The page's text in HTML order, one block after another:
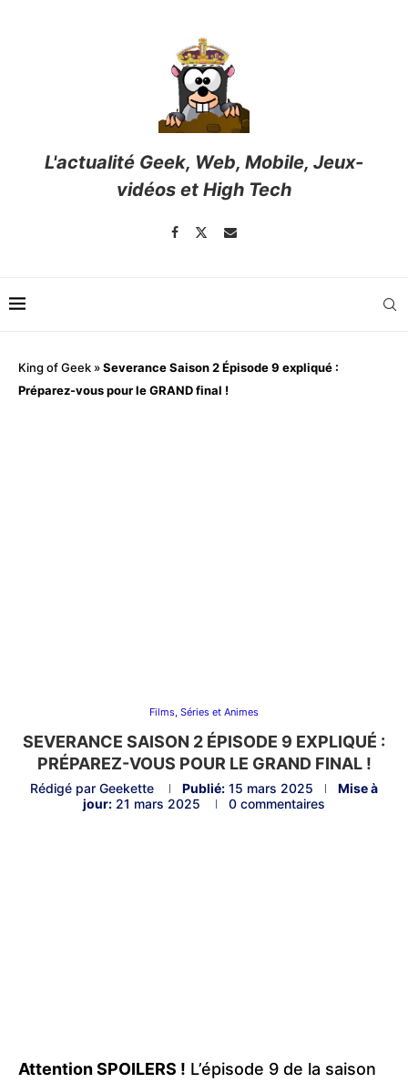
L'actualité Geek, Web, Mobile, Jeux-
vidéos et High Tech
King of Geek »Severance Saison 2 Épisode 9 expliqué :
Préparez-vous pour le GRAND final !
Films, Séries et Animes
SEVERANCE SAISON 2 ÉPISODE 9 EXPLIQUÉ :
PRÉPAREZ-VOUS POUR LE GRAND FINAL !
Rédigé par Geekette Publié: 15 mars 2025
Mise à
jour: 21 mars 2025 0 commentaires
Attention SPOILERS ! L’épisode 9 de la saison